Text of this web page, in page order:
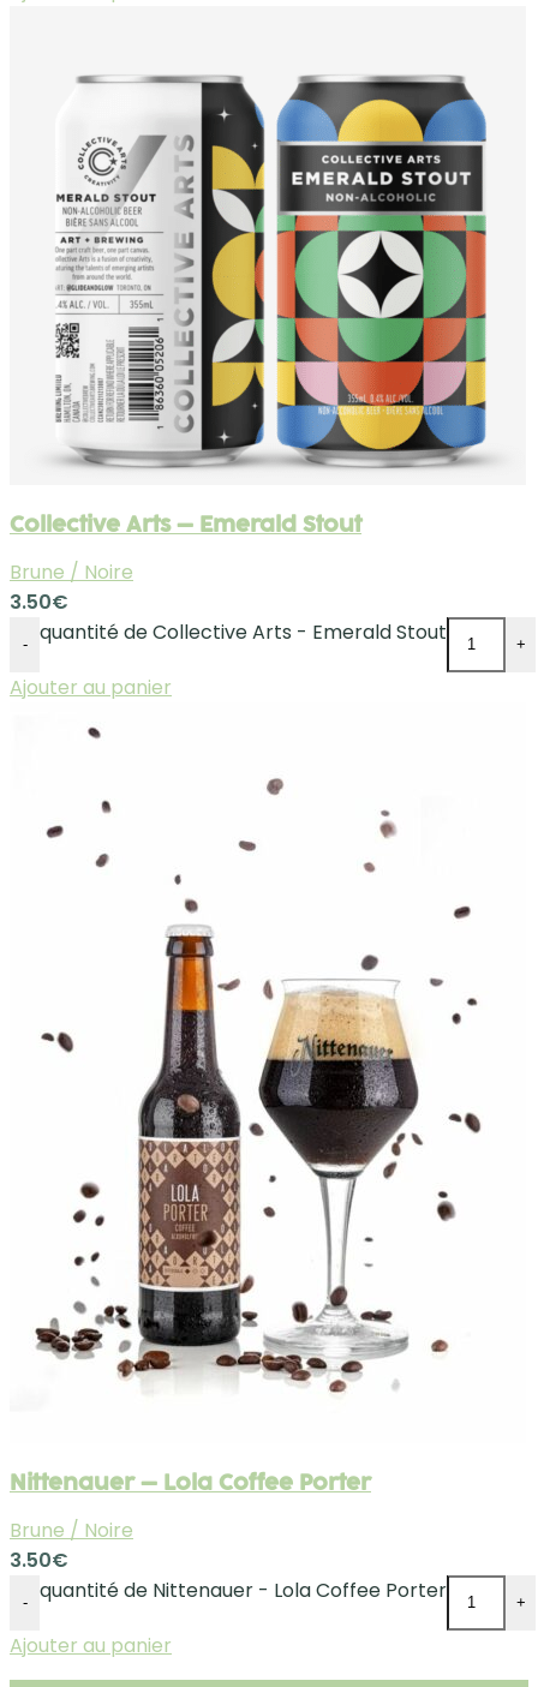
Collective Arts – Emerald Stout
Brune / Noire
3.50€
- quantité de Collective Arts - Emerald Stout +
Ajouter au panier
Nittenauer – Lola Coffee Porter
Brune / Noire
3.50€
- quantité de Nittenauer - Lola Coffee Porter +
Ajouter au panier